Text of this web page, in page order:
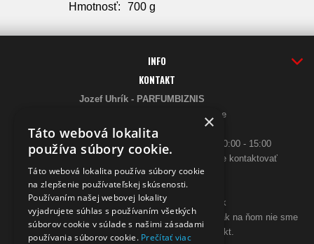
Hmotnosť:
700 g
INFO
KONTAKT
Jozef Uhrík - PARFUMBIZNIS
Saratovská 2926/21 93405 Levice
Telefón:
0948 005 546
- PO-PIA: 10:00 - 18:00, SO 10:00 - 15:00
ak sa aj hneď nedovoláte, budeme Vás spätne kontaktovať
Email:
poslimasem@gmail.com
objednavky@zpohodliadomova.sk
Kontaktovať nás môžete aj cez zákaznícky chat, ak na ňom nie sme
prítomný, zanechajte na seba kontakt.
×
Táto webová lokalita
používa súbory cookie.
Táto webová lokalita používa súbory cookie
na zlepšenie používateľskej skúsenosti.
Používaním našej webovej lokality
vyjadrujete súhlas s používaním všetkých
súborov cookie v súlade s našimi zásadami
používania súborov cookie. Prečítať viac